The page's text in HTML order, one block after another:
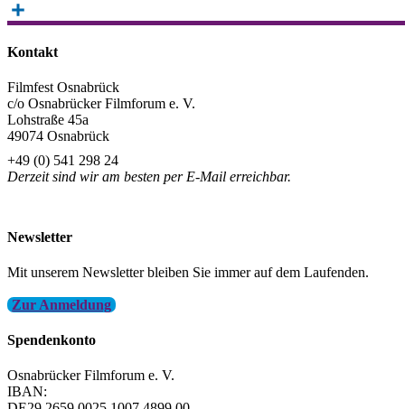
Email
Kontakt
Filmfest Osnabrück
c/o Osnabrücker Filmforum e. V.
Lohstraße 45a
49074 Osnabrück
+49 (0) 541 298 24
Derzeit sind wir am besten per E-Mail erreichbar.
Newsletter
Mit unserem Newsletter bleiben Sie immer auf dem Laufenden.
Zur Anmeldung
Spendenkonto
Osnabrücker Filmforum e. V.
IBAN: